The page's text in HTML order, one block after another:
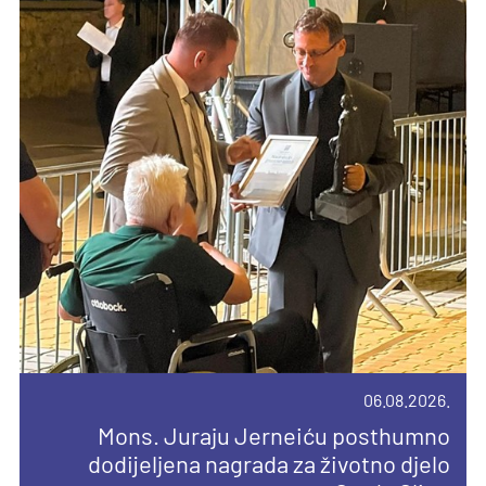
06.08.2026.
Mons. Juraju Jerneiću posthumno
dodijeljena nagrada za životno djelo
04.08.2026.
Novi broj Glasnika sv. Josipa posvećen
10.08.2026.
Devetnica uoči Velike Gospe u Vukovini
Pročitajte još
14.04.2026.
Priopćenje za javnost